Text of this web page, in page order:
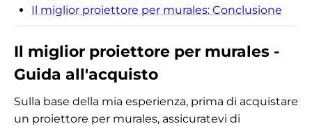
Il miglior proiettore per murales: Conclusione
Il miglior proiettore per murales -
Guida all'acquisto
Sulla base della mia esperienza, prima di acquistare
un proiettore per murales, assicuratevi di